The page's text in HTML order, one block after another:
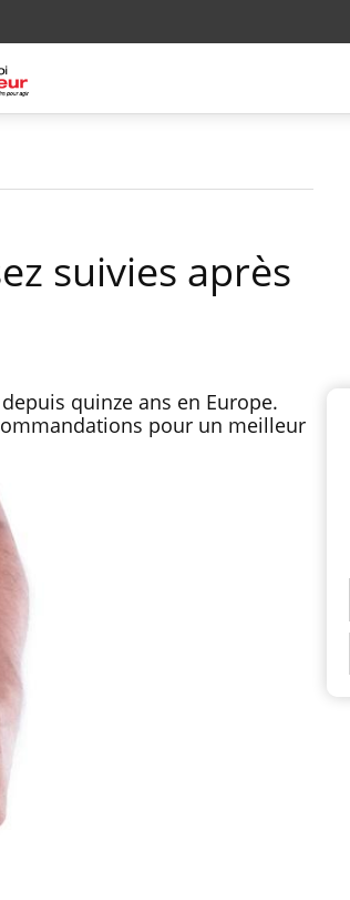
suivies après
quinze ans en Europe.
pour un meilleur